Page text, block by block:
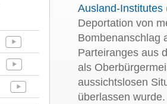
Ausland-Institutes
Deportation von
Bombenanschlag
Parteiranges aus
als
aussichtslosen
überlassen wurde.